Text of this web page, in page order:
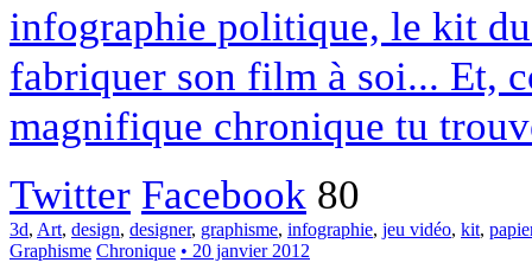
infographie politique, le kit
fabriquer son film à soi... Et,
magnifique chronique tu
Twitter Facebook 80
3d, Art, design, designer, graphisme, infographie, jeu vidéo, kit,
Graphisme Chronique • 20 janvier 2012